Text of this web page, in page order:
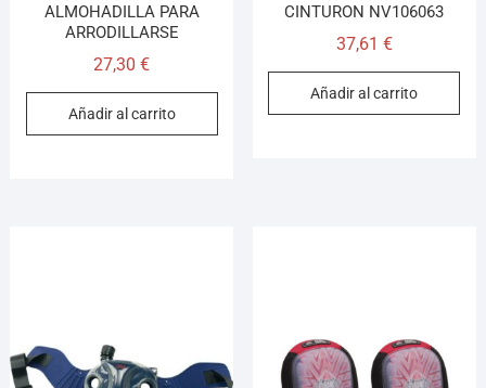
ALMOHADILLA PARA
ARRODILLARSE
27,30€
Añadir al carrito
CINTURON NV106063
37,61 €
Añadir al carrito